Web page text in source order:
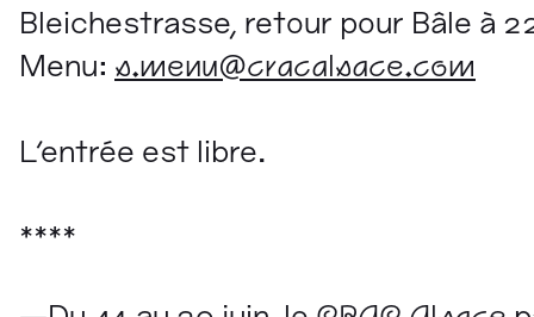
Bleichestrasse, retour pour Bâle à
Menu: s.menu@cracalsace.com
L'entrée est libre.
****